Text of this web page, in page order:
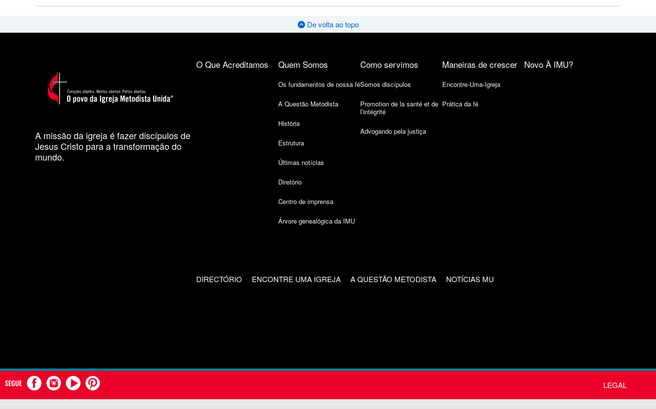
De volta ao topo
A missão da igreja é fazer discípulos de
Jesus Cristo para a transformação do
mundo.
O Que Acreditamos Quem Somos
Os fundamentos de nossa fé
A Questão Metodista
História
Estrutura
Últimas notícias
Diretório
Centro de imprensa
Árvore genealógica da IMU
Como servimos
Somos discípulos
Promotion de la santé et de
l’intégrité
Advogando pela justiça
Maneiras de crescer
Encontre-Uma-Igreja
Prática da fé
Novo À IMU?
DIRECTÓRIO ENCONTRE UMA IGREJA A QUESTÃO METODISTA NOTÍCIAS MU
SEGUE LEGAL